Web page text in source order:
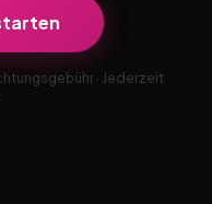
· Jederzeit